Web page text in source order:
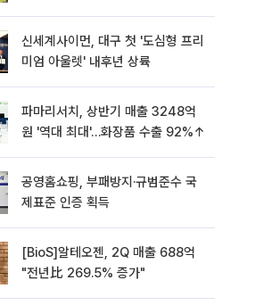
신세계사이먼, 대구 첫 '도심형 프리
미엄 아울렛' 내후년 상륙
파마리서치, 상반기 매출 3248억
원 '역대 최대'…화장품 수출 92%↑
공영홈쇼핑, 부패방지·규범준수 국
제표준 인증 획득
[BioS]알테오젠, 2Q 매출 688억
"전년比 269.5% 증가"